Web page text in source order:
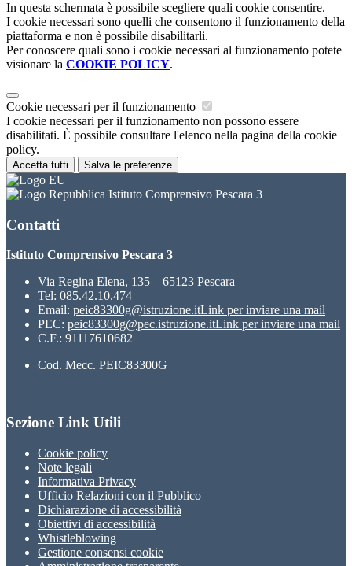
In questa schermata è possibile scegliere quali cookie consentire.
I cookie necessari sono quelli che consentono il funzionamento della
piattaforma e non è possibile disabilitarli.
Per conoscere quali sono i cookie necessari al funzionamento potete
visionare la COOKIE POLICY.
Cookie necessari per il funzionamento
I cookie necessari per il funzionamento non possono essere
disabilitati. È possibile consultare l'elenco nella pagina della cookie
policy.
Accetta tutti Salva le preferenze
Istituto Comprensivo Pescara 3
Contatti
Istituto Comprensivo Pescara 3
Via Regina Elena, 135 – 65123 Pescara
Tel: 085.42.10.474
Email: peic83300g@istruzione.itLink per inviare una mail
PEC: peic83300g@pec.istruzione.itLink per inviare una mail
C.F.: 91117610682
Cod. Mecc. PEIC83300G
Sezione Link Utili
Cookie policy
Note legali
Informativa Privacy
Ufficio Relazioni con il Pubblico
Dichiarazione di accessibilità
Obiettivi di accessibilità
Whistleblowing
Gestione consensi cookie